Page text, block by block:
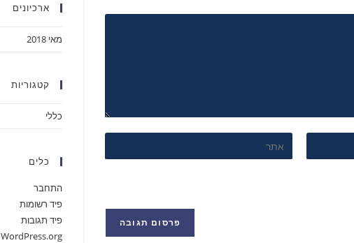
ארכיונים
מאי 2018
קטגוריות
כללי
כלים
התחבר
פיד רשומות
פיד תגובות
WordPress.org